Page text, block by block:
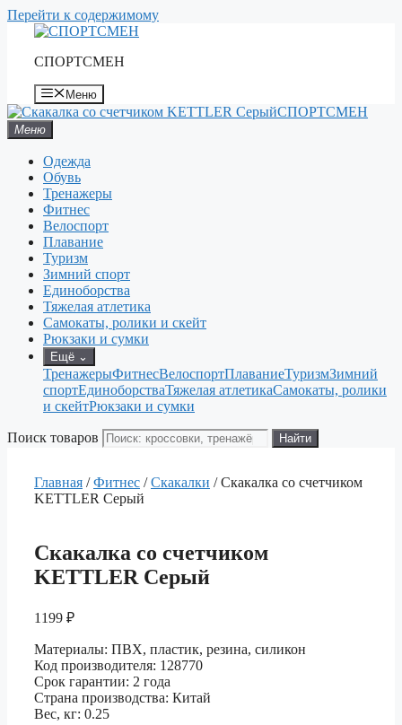
Перейти к содержимому
СПОРТСМЕН
Меню
СПОРТСМЕН
Меню
Одежда
Обувь
Тренажеры
Фитнес
Велоспорт
Плавание
Туризм
Зимний спорт
Единоборства
Тяжелая атлетика
Самокаты, ролики и скейт
Рюкзаки и сумки
Ещё ⌄
ТренажерыФитнесВелоспортПлаваниеТуризмЗимний
спортЕдиноборстваТяжелая атлетикаСамокаты, ролики
и скейтРюкзаки и сумки
Поиск товаров Найти
Главная /Фитнес /Скакалки / Скакалка со счетчиком
KETTLER Серый
Скакалка со счетчиком
KETTLER Серый
1199 ₽
Материалы: ПВХ, пластик, резина, силикон
Код производителя: 128770
Срок гарантии: 2 года
Страна производства: Китай
Вес, кг: 0.25